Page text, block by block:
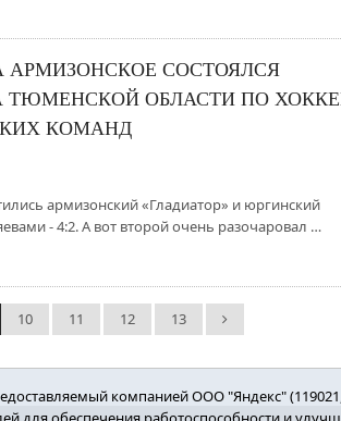
СОСТОЯЛСЯ
ТЮМЕНСКОЙ ОБЛАСТИ ПО
КОМАНД
армизонский «Гладиатор» и юргинский
- 4:2. А вот второй очень разочаровал …
10 11 12 13
компанией ООО "Яндекс"